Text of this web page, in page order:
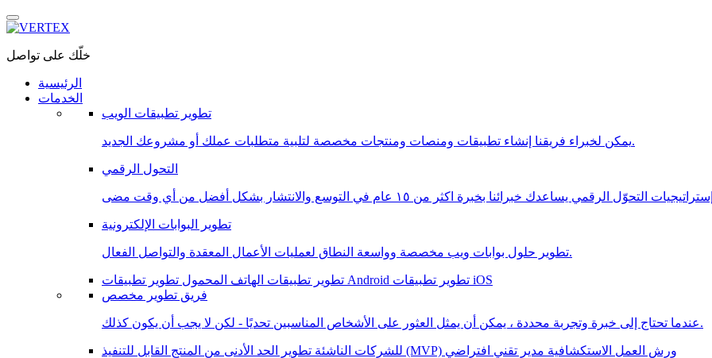
خلّك على تواصل
الرئيسية
الخدمات
تطوير تطبيقات الويب
يمكن لخبراء فريقنا إنشاء تطبيقات ومنصات ومنتجات مخصصة لتلبية متطلبات عملك أو مشروعك الجديد.
التحول الرقمي
التحوّل الرقمي يساعدك خبرائنا بخبرة اكثر من ١٥ عام في التوسع والانتشار بشكل أفضل من أي وقت مضى
تطوير البوابات الإلكترونية
تطوير حلول بوابات ويب مخصصة وواسعة النطاق لعمليات الأعمال المعقدة والتواصل الفعال.
تطوير تطبيقات الهاتف المحمول تطوير تطبيقات Android
تطوير تطبيقات iOS
فريق تطوير مخصص
عندما تحتاج إلى خبرة وتجربة محددة ، يمكن أن يمثل العثور على الأشخاص المناسبين تحديًا - لكن لا يجب أن يكون كذلك.
للشركات الناشئة تطوير الحد الأدنى من المنتج القابل للتنفيذ (MVP) ورش العمل الاستكشافية مدير تقني افتراضي